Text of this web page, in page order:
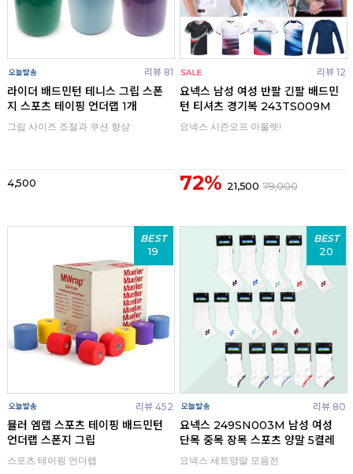
리뷰 81
라이더 배드민턴 테니스 그립 스폰
지 스포츠 테이핑 언더랩 1개
그립 사이즈 조절과 쿠션 향상
4,500
리뷰 12
요넥스 남성 여성 반팔 긴팔 배드민
턴 티셔츠 경기복 243TS009M
요넥스 시즌오프 아울렛!
72% 21,500 79,000
BEST
19
리뷰 452
뮬러 엠랩 스포츠 테이핑 배드민턴
언더랩 스폰지 그립
스포츠 테이핑 언더랩
BEST
20
리뷰 80
요넥스 249SN003M 남성 여성
단목 중목 장목 스포츠 양말 5켤레
요넥스 세트양말 모음전